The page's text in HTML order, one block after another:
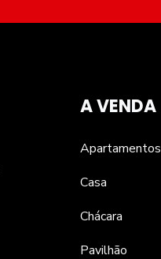
A VENDA
Apartamentos
Casa
Chácara
Pavilhão